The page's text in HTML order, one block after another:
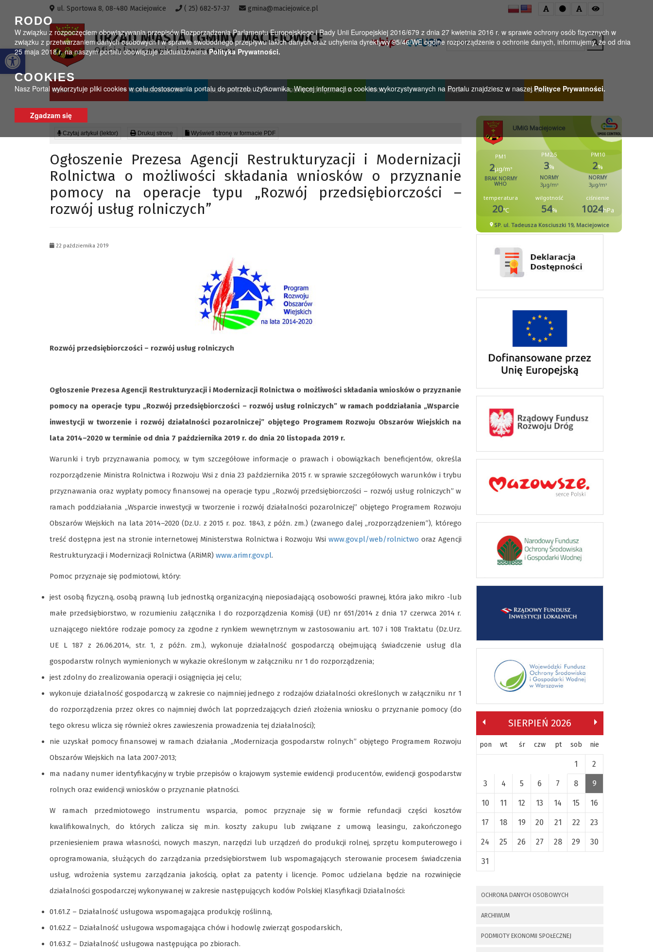
Otwórz pasek narzędzi
RODO
W związku z rozpoczęciem obowiązywania przepisów Rozporządzenia Parlamentu Europejskiego i Rady Unii Europejskiej 2016/679 z dnia 27 kwietnia 2016 r. w sprawie ochrony osób fizycznych w
związku z przetwarzaniem danych osobowych i w sprawie swobodnego przepływu takich danych oraz uchylenia dyrektywy 95/46/WE ogólne rozporządzenie o ochronie danych, informujemy, że od dnia
25 maja 2018 r. na naszym portalu obowiązuje zaktualizowanaPolityka Prywatności.
COOKIES
Nasz Portal wykorzytuje pliki cookies w celu dostosowania portalu do potrzeb użytkownika. Więcej informacji o cookies wykorzystywanych na Portalu znajdziesz w naszejPolityce Prywatności.
Zgadzam się
ul. Sportowa 8, 08-480 Maciejowice ( 25) 682-57-37 gmina@maciejowice.pl
URZĄD MIASTA I GMINY MACIEJOWICE
Oficjalny serwis internetowy
Wyszukaj
GMINA DLA MIESZKAŃCÓW DLA TURYSTÓW DLA PRZEDSIĘBIORCÓW MGOK MGBP KS WISŁA
Czytaj artykuł (lektor) Drukuj stronę Wyświetl stronę w formacie PDF
Ogłoszenie Prezesa Agencji Restrukturyzacji i Modernizacji
Rolnictwa o możliwości składania wniosków o przyznanie
pomocy na operacje typu „Rozwój przedsiębiorczości –
rozwój usług rolniczych”
22 października 2019
Rozwój przedsiębiorczości – rozwój usług rolniczych
Ogłoszenie Prezesa Agencji Restrukturyzacji i Modernizacji Rolnictwa o możliwości składania wniosków o przyznanie
pomocy na operacje typu „Rozwój przedsiębiorczości – rozwój usług rolniczych” w ramach poddziałania „Wsparcie
inwestycji w tworzenie i rozwój działalności pozarolniczej” objętego Programem Rozwoju Obszarów Wiejskich na
lata 2014–2020 w terminie od dnia 7 października 2019 r. do dnia 20 listopada 2019 r.
Warunki i tryb przyznawania pomocy, w tym szczegółowe informacje o prawach i obowiązkach beneficjentów, określa
rozporządzenie Ministra Rolnictwa i Rozwoju Wsi z dnia 23 października 2015 r. w sprawie szczegółowych warunków i trybu
przyznawania oraz wypłaty pomocy finansowej na operacje typu „Rozwój przedsiębiorczości – rozwój usług rolniczych” w
ramach poddziałania „Wsparcie inwestycji w tworzenie i rozwój działalności pozarolniczej” objętego Programem Rozwoju
Obszarów Wiejskich na lata 2014–2020 (Dz.U. z 2015 r. poz. 1843, z późn. zm.) (zwanego dalej „rozporządzeniem”), którego
treść dostępna jest na stronie internetowej Ministerstwa Rolnictwa i Rozwoju Wsi www.gov.pl/web/rolnictwo oraz Agencji
Restrukturyzacji i Modernizacji Rolnictwa (ARiMR) www.arimr.gov.pl.
Pomoc przyznaje się podmiotowi, który:
jest osobą fizyczną, osobą prawną lub jednostką organizacyjną nieposiadającą osobowości prawnej, która jako mikro -lub
małe przedsiębiorstwo, w rozumieniu załącznika I do rozporządzenia Komisji (UE) nr 651/2014 z dnia 17 czerwca 2014 r.
uznającego niektóre rodzaje pomocy za zgodne z rynkiem wewnętrznym w zastosowaniu art. 107 i 108 Traktatu (Dz.Urz.
UE L 187 z 26.06.2014, str. 1, z późn. zm.), wykonuje działalność gospodarczą obejmującą świadczenie usług dla
gospodarstw rolnych wymienionych w wykazie określonym w załączniku nr 1 do rozporządzenia;
jest zdolny do zrealizowania operacji i osiągnięcia jej celu;
wykonuje działalność gospodarczą w zakresie co najmniej jednego z rodzajów działalności określonych w załączniku nr 1
do rozporządzenia przez okres co najmniej dwóch lat poprzedzających dzień złożenia wniosku o przyznanie pomocy (do
tego okresu wlicza się również okres zawieszenia prowadzenia tej działalności);
nie uzyskał pomocy finansowej w ramach działania „Modernizacja gospodarstw rolnych” objętego Programem Rozwoju
Obszarów Wiejskich na lata 2007-2013;
ma nadany numer identyfikacyjny w trybie przepisów o krajowym systemie ewidencji producentów, ewidencji gospodarstw
rolnych oraz ewidencji wniosków o przyznanie płatności.
W ramach przedmiotowego instrumentu wsparcia, pomoc przyznaje się w formie refundacji części kosztów
kwalifikowalnych, do których zalicza się m.in. koszty zakupu lub związane z umową leasingu, zakończonego
przeniesieniem prawa własności, nowych maszyn, narzędzi lub urządzeń do produkcji rolnej, sprzętu komputerowego i
oprogramowania, służących do zarządzania przedsiębiorstwem lub wspomagających sterowanie procesem świadczenia
usług, wdrożenia systemu zarządzania jakością, opłat za patenty i licencje. Pomoc udzielana będzie na rozwinięcie
działalności gospodarczej wykonywanej w zakresie następujących kodów Polskiej Klasyfikacji Działalności:
01.61.Z – Działalność usługowa wspomagająca produkcję roślinną,
01.62.Z – Działalność usługowa wspomagająca chów i hodowlę zwierząt gospodarskich,
01.63.Z – Działalność usługowa następująca po zbiorach.
SIERPIEŃ 2026
pon wt śr czw pt sob nie
1 2
3 4 5 6 7 8 9
10 11 12 13 14 15 16
17 18 19 20 21 22 23
24 25 26 27 28 29 30
31
Bitwy pod
OCHRONA DANYCH OSOBOWYCH
ARCHIWUM
PODMIOTY EKONOMII SPOŁECZNEJ